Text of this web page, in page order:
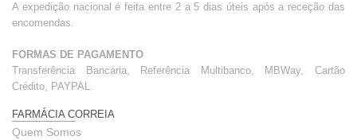
A expedição nacional é feita entre 2 a 5 dias úteis após a receção das
encomendas.
FORMAS DE PAGAMENTO
Transferência Bancária, Referência Multibanco, MBWay, Cartão
Crédito, PAYPAL
FARMÁCIA CORREIA
Quem Somos